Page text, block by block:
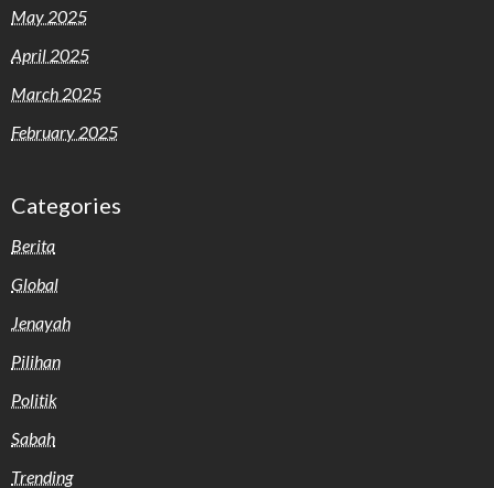
May 2025
April 2025
March 2025
February 2025
Categories
Berita
Global
Jenayah
Pilihan
Politik
Sabah
Trending